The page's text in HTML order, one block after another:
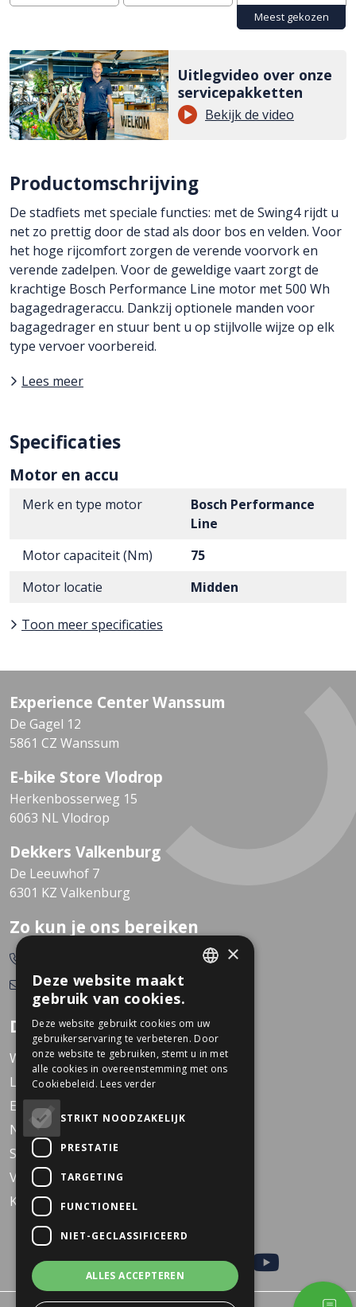
Uitlegvideo over onze
servicepakketten
Bekijk de video
Productomschrijving
De stadfiets met speciale functies: met de Swing4 rijdt u
net zo prettig door de stad als door bos en velden. Voor
het hoge rijcomfort zorgen de verende voorvork en
verende zadelpen. Voor de geweldige vaart zorgt de
krachtige Bosch Performance Line motor met 500 Wh
bagagedrageraccu. Dankzij optionele manden voor
bagagedrager en stuur bent u op stijlvolle wijze op elk
type vervoer voorbereid.
Lees meer
Specificaties
Motor en accu
Merk en type motor
Bosch Performance
Line
Motor capaciteit (Nm)
75
Motor locatie
Midden
Toon meer specificaties
Experience Center Wanssum
De Gagel 12
5861 CZ Wanssum
E-bike Store Vlodrop
Herkenbosserweg 15
6063 NL Vlodrop
Dekkers Valkenburg
De Leeuwhof 7
6301 KZ Valkenburg
Zo kun je ons bereiken
info@dekkerstweewielers.nl
Dekkers Tweewielers
Werken bij Dekkers
Locaties
Events
Nieuws
Service
Veelgestelde vragen
KARO Solid schoolfiets
×
Deze website maakt
gebruik van cookies.
Deze website gebruikt cookies om uw
gebruikerservaring te verbeteren. Door
onze website te gebruiken, stemt u in met
alle cookies in overeenstemming met ons
Cookiebeleid. Lees verder
STRIKT NOODZAKELIJK
PRESTATIE
TARGETING
FUNCTIONEEL
NIET-GECLASSIFICEERD
ALLES ACCEPTEREN